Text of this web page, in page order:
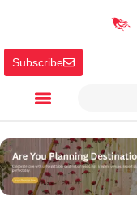
Subscribe